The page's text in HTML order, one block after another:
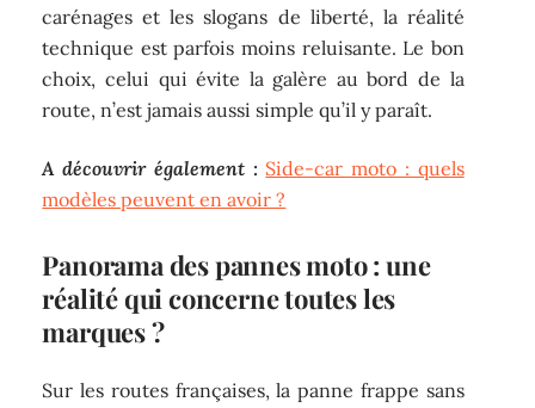
carénages et les slogans de liberté, la réalité
technique est parfois moins reluisante. Le bon
choix, celui qui évite la galère au bord de la
route, n’est jamais aussi simple qu’il y paraît.
A découvrir également : Side-car moto : quels
modèles peuvent en avoir ?
Panorama des pannes moto : une
réalité qui concerne toutes les
marques ?
Sur les routes françaises, la panne frappe sans